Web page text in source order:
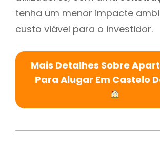
tenha um menor impacte
custo viável para o investidor.
Mais Detalhes Sobre
Para Alugar Em Castelo